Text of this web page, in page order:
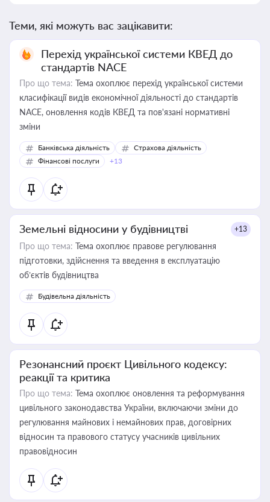
Теми, які можуть вас зацікавити:
Перехід української системи КВЕД до
стандартів NACE
Про що тема: Тема охоплює перехід української системи
класифікації видів економічної діяльності до стандартів
NACE, оновлення кодів КВЕД та пов'язані нормативні
зміни
Банківська діяльність
Страхова діяльність
Фінансові послуги
+13
Земельні відносини у будівництві +13
Про що тема: Тема охоплює правове регулювання
підготовки, здійснення та введення в експлуатацію
об’єктів будівництва
Будівельна діяльність
Резонансний проєкт Цивільного кодексу:
реакції та критика
Про що тема: Тема охоплює оновлення та реформування
цивільного законодавства України, включаючи зміни до
регулювання майнових і немайнових прав, договірних
відносин та правового статусу учасників цивільних
правовідносин